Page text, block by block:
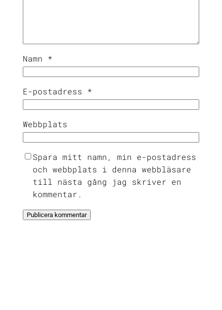
Namn *
E-postadress *
Webbplats
Spara mitt namn, min e-postadress
och webbplats i denna webbläsare
till nästa gång jag skriver en
kommentar.